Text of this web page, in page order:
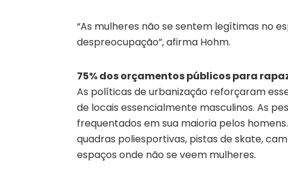
“As mulheres não se sentem legítimas no
despreocupação”, afirma Hohm.
75% dos orçamentos públicos para
As políticas de urbanização reforçaram
de locais essencialmente masculinos. As
frequentados em sua maioria pelos
quadras poliesportivas, pistas de skate,
espaços onde não se veem mulheres.